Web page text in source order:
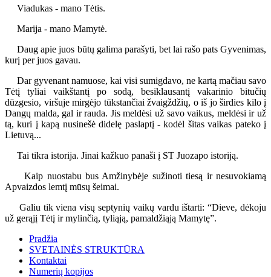
Viadukas - mano Tėtis.
Marija - mano Mamytė.
Daug apie juos būtų galima parašyti, bet lai rašo pats Gyvenimas,
kurį per juos gavau.
Dar gyvenant namuose, kai visi sumigdavo, ne kartą mačiau savo
Tėtį tyliai vaikštantį po sodą, besiklausantį vakarinio bitučių
dūzgesio, viršuje mirgėjo tūkstančiai žvaigždžių, o iš jo širdies kilo į
Dangų malda, gal ir rauda. Jis meldėsi už savo vaikus, meldėsi ir už
tą, kuri į kapą nusinešė didelę paslaptį - kodėl šitas vaikas pateko į
Lietuvą...
Tai tikra istorija. Jinai kažkuo panaši į ST Juozapo istoriją.
Kaip nuostabu bus Amžinybėje sužinoti tiesą ir nesuvokiamą
Apvaizdos lemtį mūsų šeimai.
Galiu tik viena visų septynių vaikų vardu ištarti: “Dieve, dėkoju
už gerąjį Tėtį ir mylinčią, tyliąją, pamaldžiąją Mamytę”.
Pradžia
SVETAINĖS STRUKTŪRA
Kontaktai
Numerių kopijos